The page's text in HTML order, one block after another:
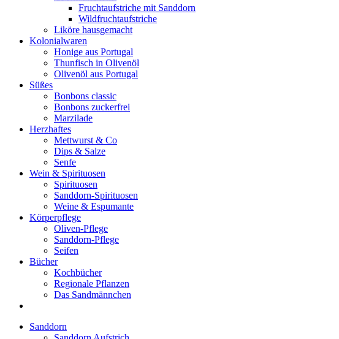
Fruchtaufstriche mit Sanddorn
Wildfruchtaufstriche
Liköre hausgemacht
Kolonialwaren
Honige aus Portugal
Thunfisch in Olivenöl
Olivenöl aus Portugal
Süßes
Bonbons classic
Bonbons zuckerfrei
Marzilade
Herzhaftes
Mettwurst & Co
Dips & Salze
Senfe
Wein & Spirituosen
Spirituosen
Sanddorn-Spirituosen
Weine & Espumante
Körperpflege
Oliven-Pflege
Sanddorn-Pflege
Seifen
Bücher
Kochbücher
Regionale Pflanzen
Das Sandmännchen
Sanddorn